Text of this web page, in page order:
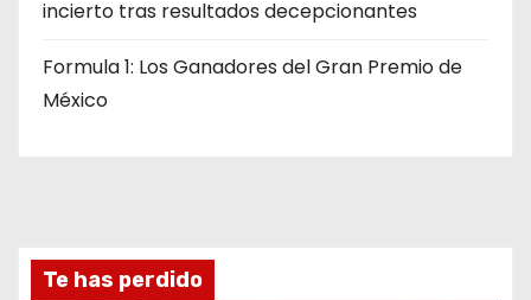
incierto tras resultados decepcionantes
Formula 1: Los Ganadores del Gran Premio de
México
Te has perdido